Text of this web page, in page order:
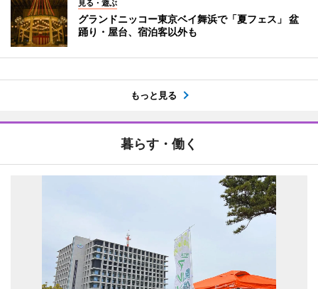
見る・遊ぶ
グランドニッコー東京ベイ舞浜で「夏フェス」 盆
踊り・屋台、宿泊客以外も
もっと見る
暮らす・働く